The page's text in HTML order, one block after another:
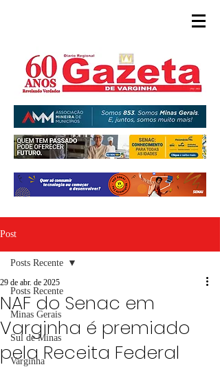
Post
Posts Recente
Minas Gerais
Sul de Minas
Varginha
Posts Recente
NAF do Senac em
Varginha é premiado
pela Receita Federal
29 de abr. de 2025